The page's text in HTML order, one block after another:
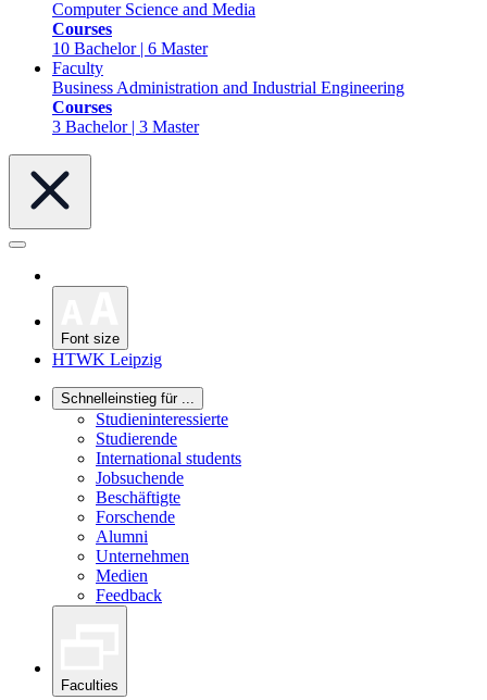
Computer Science and Media
Courses
10 Bachelor | 6 Master
Faculty
Business Administration and Industrial Engineering
Courses
3 Bachelor | 3 Master
Font size
HTWK Leipzig
Schnelleinstieg für ...
Studieninteressierte
Studierende
International students
Jobsuchende
Beschäftigte
Forschende
Alumni
Unternehmen
Medien
Feedback
Faculties